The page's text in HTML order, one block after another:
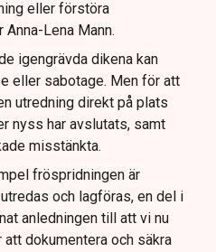
eller förstöra
Lena Mann.
igengrävda dikena kan
eller sabotage. Men för att
utredning direkt på plats
nyss har avslutats, samt
misstänkta.
fröspridningen är
och lagföras, en del i
anledningen till att vi nu
dokumentera och säkra